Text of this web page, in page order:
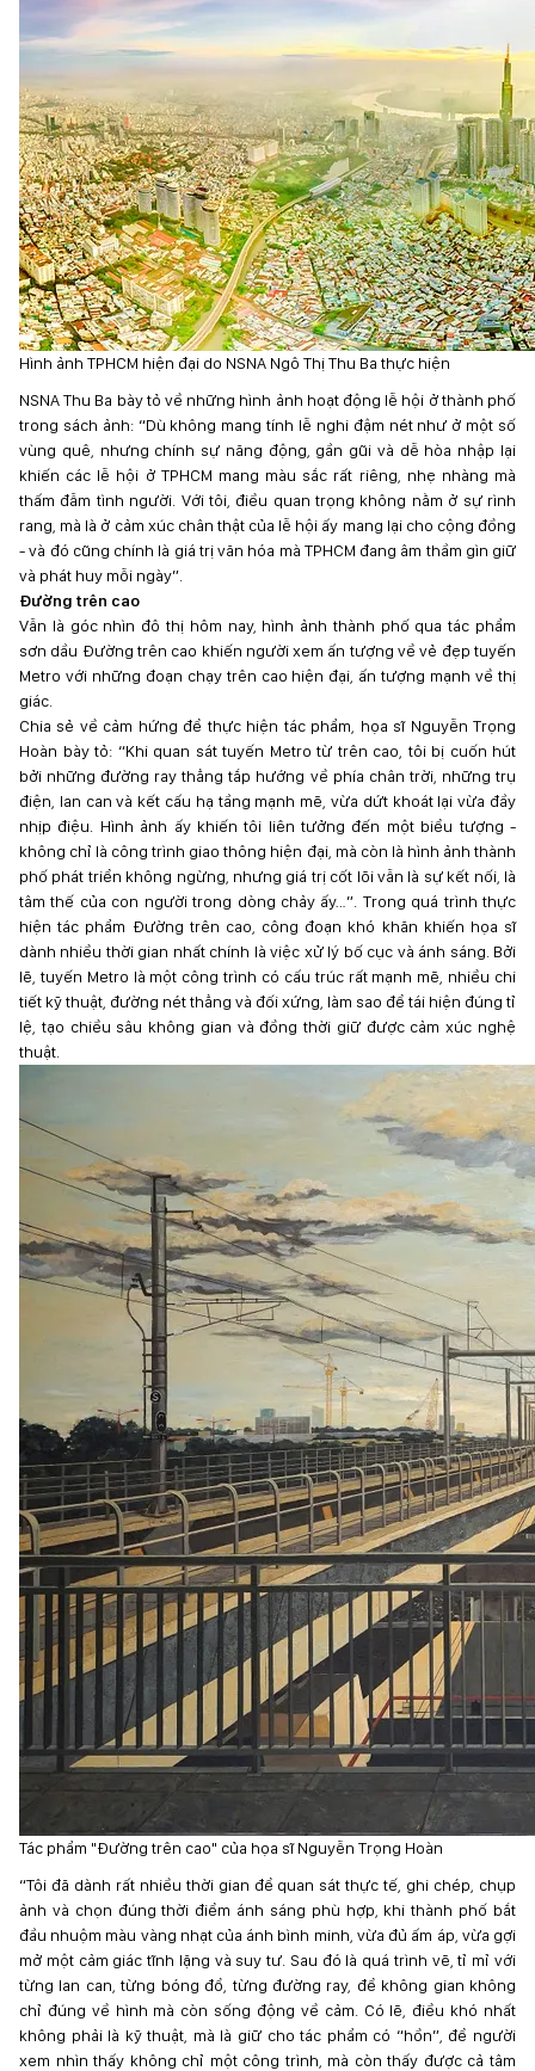
Hình ảnh TPHCM hiện đại do NSNA Ngô Thị Thu Ba thực hiện
NSNA Thu Ba bày tỏ về những hình ảnh hoạt động lễ hội ở thành phố
trong sách ảnh: “Dù không mang tính lễ nghi đậm nét như ở một số
vùng quê, nhưng chính sự năng động, gần gũi và dễ hòa nhập lại
khiến các lễ hội ở TPHCM mang màu sắc rất riêng, nhẹ nhàng mà
thấm đẫm tình người. Với tôi, điều quan trọng không nằm ở sự rình
rang, mà là ở cảm xúc chân thật của lễ hội ấy mang lại cho cộng đồng
- và đó cũng chính là giá trị văn hóa mà TPHCM đang âm thầm gìn giữ
và phát huy mỗi ngày”.
Đường trên cao
Vẫn là góc nhìn đô thị hôm nay, hình ảnh thành phố qua tác phẩm
sơn dầu Đường trên cao khiến người xem ấn tượng về vẻ đẹp tuyến
Metro với những đoạn chạy trên cao hiện đại, ấn tượng mạnh về thị
giác.
Chia sẻ về cảm hứng để thực hiện tác phẩm, họa sĩ Nguyễn Trọng
Hoàn bày tỏ: “Khi quan sát tuyến Metro từ trên cao, tôi bị cuốn hút
bởi những đường ray thẳng tắp hướng về phía chân trời, những trụ
điện, lan can và kết cấu hạ tầng mạnh mẽ, vừa dứt khoát lại vừa đầy
nhịp điệu. Hình ảnh ấy khiến tôi liên tưởng đến một biểu tượng -
không chỉ là công trình giao thông hiện đại, mà còn là hình ảnh thành
phố phát triển không ngừng, nhưng giá trị cốt lõi vẫn là sự kết nối, là
tâm thế của con người trong dòng chảy ấy…”. Trong quá trình thực
hiện tác phẩm Đường trên cao, công đoạn khó khăn khiến họa sĩ
dành nhiều thời gian nhất chính là việc xử lý bố cục và ánh sáng. Bởi
lẽ, tuyến Metro là một công trình có cấu trúc rất mạnh mẽ, nhiều chi
tiết kỹ thuật, đường nét thẳng và đối xứng, làm sao để tái hiện đúng tỉ
lệ, tạo chiều sâu không gian và đồng thời giữ được cảm xúc nghệ
thuật.
Tác phẩm "Đường trên cao" của họa sĩ Nguyễn Trọng Hoàn
“Tôi đã dành rất nhiều thời gian để quan sát thực tế, ghi chép, chụp
ảnh và chọn đúng thời điểm ánh sáng phù hợp, khi thành phố bắt
đầu nhuộm màu vàng nhạt của ánh bình minh, vừa đủ ấm áp, vừa gợi
mở một cảm giác tĩnh lặng và suy tư. Sau đó là quá trình vẽ, tỉ mỉ với
từng lan can, từng bóng đổ, từng đường ray, để không gian không
chỉ đúng về hình mà còn sống động về cảm. Có lẽ, điều khó nhất
không phải là kỹ thuật, mà là giữ cho tác phẩm có “hồn”, để người
xem nhìn thấy không chỉ một công trình, mà còn thấy được cả tâm